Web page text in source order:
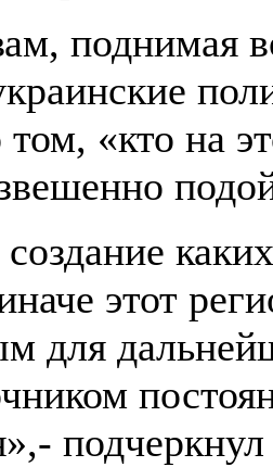
поднимая
«кто на
этот
для
подчеркнул